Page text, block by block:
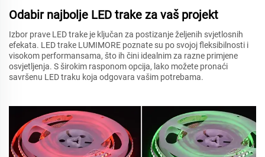
Odabir najbolje LED trake za vaš projekt
Izbor prave LED trake je ključan za postizanje željenih svjetlosnih
efekata. LED trake LUMIMORE poznate su po svojoj fleksibilnosti i
visokom performansama, što ih čini idealnim za razne primjene
osvjetljenja. S širokim rasponom opcija, lako možete pronaći
savršenu LED traku koja odgovara vašim potrebama.